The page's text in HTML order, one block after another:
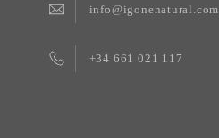
info@igonenatural.com
+34 661 021 117